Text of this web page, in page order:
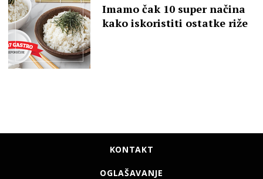
Imamo čak 10 super načina
kako iskoristiti ostatke riže
KONTAKT
OGLAŠAVANJE